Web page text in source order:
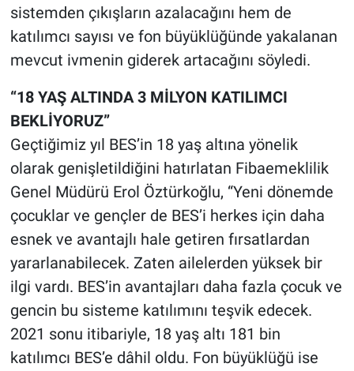
sistemden çıkışların azalacağını hem de
katılımcı sayısı ve fon büyüklüğünde yakalanan
mevcut ivmenin giderek artacağını söyledi.
“18 YAŞ ALTINDA 3 MİLYON KATILIMCI
BEKLİYORUZ”
Geçtiğimiz yıl BES’in 18 yaş altına yönelik
olarak genişletildiğini hatırlatan Fibaemeklilik
Genel Müdürü Erol Öztürkoğlu, “Yeni dönemde
çocuklar ve gençler de BES’i herkes için daha
esnek ve avantajlı hale getiren fırsatlardan
yararlanabilecek. Zaten ailelerden yüksek bir
ilgi vardı. BES’in avantajları daha fazla çocuk ve
gencin bu sisteme katılımını teşvik edecek.
2021 sonu itibariyle, 18 yaş altı 181 bin
katılımcı BES’e dâhil oldu. Fon büyüklüğü ise